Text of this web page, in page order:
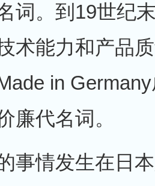
词。到19世纪
术能力和产品
in
廉代名词。
情发生在日本